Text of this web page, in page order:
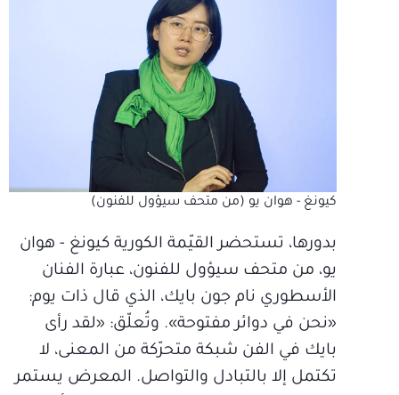
كيونغ - هوان يو (من متحف سيؤول للفنون)
بدورها، تستحضر القيّمة الكورية كيونغ - هوان
يو، من متحف سيؤول للفنون، عبارة الفنان
الأسطوري نام جون بايك، الذي قال ذات يوم:
«نحن في دوائر مفتوحة». وتُعلّق: «لقد رأى
بايك في الفن شبكة متحرّكة من المعنى، لا
تكتمل إلا بالتبادل والتواصل. المعرض يستمر